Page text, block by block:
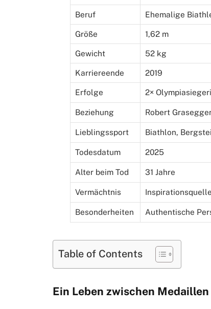
Beruf Ehemalige
Größe 1,62 m
Gewicht 52 kg
Karriereende 2019
Erfolge 2×
Beziehung Robert
Lieblingssport Biathlon,
Todesdatum 2025
Alter beim Tod 31 Jahre
Vermächtnis
Besonderheiten Authentische
Table of Contents
Ein Leben zwischen